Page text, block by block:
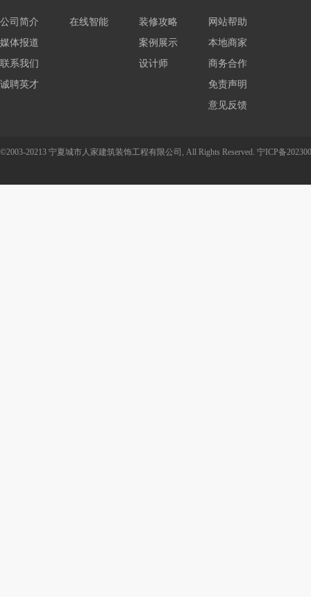
公司简介
媒体报道
联系我们
诚聘英才
在线智能
装修攻略
案例展示
设计师
网站帮助
本地商家
商务合作
免责声明
意见反馈
©2003-20213 宁夏城市人家建筑装饰工程有限公司, All Rights Reserved. 宁ICP备